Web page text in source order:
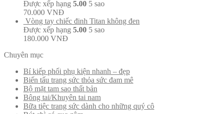
Được xếp hạng 5.00 5 sao
70.000 VNĐ
Vòng tay chiếc đinh Titan không đen
Được xếp hạng 5.00 5 sao
180.000 VNĐ
Chuyên mục
Bí kiếp phối phụ kiện nhanh – đẹp
Biến tấu trang sức thỏa sức đam mê
Bộ mặt tam sao thất bản
Bông tai/Khuyên tai nam
Bữa tiệc trang sức dành cho những quý cô